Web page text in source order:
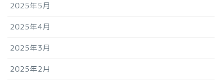
2025年5月
2025年4月
2025年3月
2025年2月